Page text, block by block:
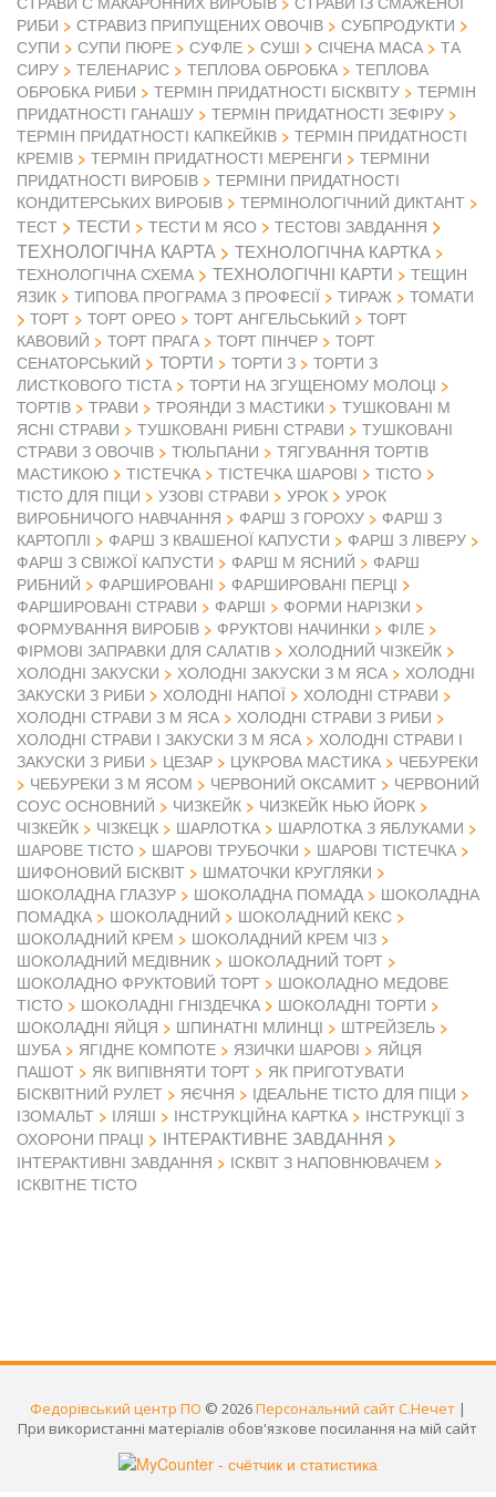
РИБИ
СТРАВИЗ ПРИПУЩЕНИХ ОВОЧІВ
СУБПРОДУКТИ
СУПИ
СУПИ ПЮРЕ СУФЛЕ СУШІ СІЧЕНА МАСА
ТА
СИРУ
ТЕЛЕНАРИС ТЕПЛОВА ОБРОБКА
ТЕПЛОВА
ОБРОБКА РИБИ
ТЕРМІН ПРИДАТНОСТІ БІСКВІТУ
ТЕРМІН
ПРИДАТНОСТІ ГАНАШУ
ТЕРМІН ПРИДАТНОСТІ ЗЕФІРУ
ТЕРМІН ПРИДАТНОСТІ КАПКЕЙКІВ
ТЕРМІН ПРИДАТНОСТІ
КРЕМІВ
ТЕРМІН ПРИДАТНОСТІ МЕРЕНГИ
ТЕРМІНИ
ПРИДАТНОСТІ ВИРОБІВ
ТЕРМІНИ ПРИДАТНОСТІ
КОНДИТЕРСЬКИХ ВИРОБІВ
ТЕРМІНОЛОГІЧНИЙ ДИКТАНТ
ТЕСТ
ТЕСТИ ТЕСТИ М ЯСО ТЕСТОВІ ЗАВДАННЯ
ТЕХНОЛОГІЧНА КАРТА ТЕХНОЛОГІЧНА КАРТКА
ТЕХНОЛОГІЧНА СХЕМА ТЕХНОЛОГІЧНІ КАРТИ
ТЕЩИН
ЯЗИК
ТИПОВА ПРОГРАМА З ПРОФЕСІЇ ТИРАЖ ТОМАТИ
ТОРТ ТОРТ ОРЕО ТОРТ АНГЕЛЬСЬКИЙ
ТОРТ
КАВОВИЙ
ТОРТ ПРАГА ТОРТ ПІНЧЕР
ТОРТ
СЕНАТОРСЬКИЙ
ТОРТИ ТОРТИ З
ТОРТИ З
ЛИСТКОВОГО ТІСТА
ТОРТИ НА ЗГУЩЕНОМУ МОЛОЦІ
ТОРТІВ
ТРАВИ ТРОЯНДИ З МАСТИКИ
ТУШКОВАНІ М
ЯСНІ СТРАВИ
ТУШКОВАНІ РИБНІ СТРАВИ
ТУШКОВАНІ
СТРАВИ З ОВОЧІВ
ТЮЛЬПАНИ
ТЯГУВАННЯ ТОРТІВ
МАСТИКОЮ
ТІСТЕЧКА ТІСТЕЧКА ШАРОВІ
ТІСТО
ТІСТО ДЛЯ ПІЦИ
УЗОВІ СТРАВИ УРОК
УРОК
ВИРОБНИЧОГО НАВЧАННЯ
ФАРШ З ГОРОХУ
ФАРШ З
КАРТОПЛІ
ФАРШ З КВАШЕНОЇ КАПУСТИ
ФАРШ З ЛІВЕРУ
ФАРШ З СВІЖОЇ КАПУСТИ
ФАРШ М ЯСНИЙ
ФАРШ
РИБНИЙ
ФАРШИРОВАНІ
ФАРШИРОВАНІ ПЕРЦІ
ФАРШИРОВАНІ СТРАВИ
ФАРШІ
ФОРМИ НАРІЗКИ
ФОРМУВАННЯ ВИРОБІВ
ФРУКТОВІ НАЧИНКИ
ФІЛЕ
ФІРМОВІ ЗАПРАВКИ ДЛЯ САЛАТІВ
ХОЛОДНИЙ ЧІЗКЕЙК
ХОЛОДНІ ЗАКУСКИ
ХОЛОДНІ ЗАКУСКИ З М ЯСА
ХОЛОДНІ
ЗАКУСКИ З РИБИ
ХОЛОДНІ НАПОЇ
ХОЛОДНІ СТРАВИ
ХОЛОДНІ СТРАВИ З М ЯСА
ХОЛОДНІ СТРАВИ З РИБИ
ХОЛОДНІ СТРАВИ І ЗАКУСКИ З М ЯСА
ХОЛОДНІ СТРАВИ І
ЗАКУСКИ З РИБИ
ЦЕЗАР ЦУКРОВА МАСТИКА
ЧЕБУРЕКИ
ЧЕБУРЕКИ З М ЯСОМ
ЧЕРВОНИЙ ОКСАМИТ
ЧЕРВОНИЙ
СОУС ОСНОВНИЙ
ЧИЗКЕЙК
ЧИЗКЕЙК НЬЮ ЙОРК
ЧІЗКЕЙК
ЧІЗКЕЦК ШАРЛОТКА
ШАРЛОТКА З ЯБЛУКАМИ
ШАРОВЕ ТІСТО
ШАРОВІ ТРУБОЧКИ
ШАРОВІ ТІСТЕЧКА
ШИФОНОВИЙ БІСКВІТ
ШМАТОЧКИ КРУГЛЯКИ
ШОКОЛАДНА ГЛАЗУР
ШОКОЛАДНА ПОМАДА
ШОКОЛАДНА
ПОМАДКА
ШОКОЛАДНИЙ
ШОКОЛАДНИЙ КЕКС
ШОКОЛАДНИЙ КРЕМ
ШОКОЛАДНИЙ КРЕМ ЧІЗ
ШОКОЛАДНИЙ МЕДІВНИК
ШОКОЛАДНИЙ ТОРТ
ШОКОЛАДНО ФРУКТОВИЙ ТОРТ
ШОКОЛАДНО МЕДОВЕ
ТІСТО
ШОКОЛАДНІ ГНІЗДЕЧКА
ШОКОЛАДНІ ТОРТИ
ШОКОЛАДНІ ЯЙЦЯ
ШПИНАТНІ МЛИНЦІ
ШТРЕЙЗЕЛЬ
ШУБА
ЯГІДНЕ КОМПОТЕ ЯЗИЧКИ ШАРОВІ
ЯЙЦЯ
ПАШОТ
ЯК ВИПІВНЯТИ ТОРТ
ЯК ПРИГОТУВАТИ
БІСКВІТНИЙ РУЛЕТ
ЯЄЧНЯ
ІДЕАЛЬНЕ ТІСТО ДЛЯ ПІЦИ
ІЗОМАЛЬТ
ІЛЯШІ ІНСТРУКЦІЙНА КАРТКА
ІНСТРУКЦІЇ З
ОХОРОНИ ПРАЦІ
ІНТЕРАКТИВНЕ ЗАВДАННЯ
ІНТЕРАКТИВНІ ЗАВДАННЯ
ІСКВІТ З НАПОВНЮВАЧЕМ
ІСКВІТНЕ ТІСТО
Федорівський центр ПО © 2026Персональний сайт С.Нечет |
При використанні матеріалів обов'язкове посилання на мій сайт